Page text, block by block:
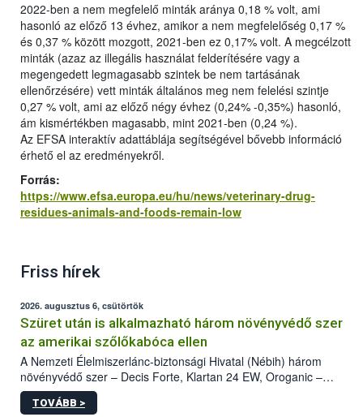
2022-ben a nem megfelelő minták aránya 0,18 % volt, ami
hasonló az előző 13 évhez, amikor a nem megfelelőség 0,17 %
és 0,37 % között mozgott, 2021-ben ez 0,17% volt. A megcélzott
minták (azaz az illegális használat felderítésére vagy a
megengedett legmagasabb szintek be nem tartásának
ellenőrzésére) vett minták általános meg nem felelési szintje
0,27 % volt, ami az előző négy évhez (0,24% -0,35%) hasonló,
ám kismértékben magasabb, mint 2021-ben (0,24 %).
Az EFSA interaktív adattáblája segítségével bővebb információ
érhető el az eredményekről.
Forrás:
https://www.efsa.europa.eu/hu/news/veterinary-drug-
residues-animals-and-foods-remain-low
Friss hírek
2026. augusztus 6, csütörtök
Szüret után is alkalmazható három növényvédő szer
az amerikai szőlőkabóca ellen
A Nemzeti Élelmiszerlánc-biztonsági Hivatal (Nébih) három
növényvédő szer – Decis Forte, Klartan 24 EW, Oroganic –
engedélyokiratát módosította, így azok a szüretet követően,
egészen a vesszőérettség (BBCH 91) stádiumáig
TOVÁBB >